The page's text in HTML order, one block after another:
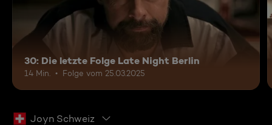
30: Die letzte Folge Late Night Berlin
14 Min. Folge vom 25.03.2025
Joyn Schweiz